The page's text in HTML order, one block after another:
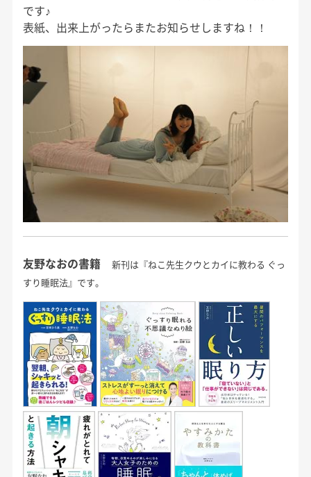
です♪
表紙、出来上がったらまたお知らせしますね！！
友野なおの書籍
新刊は『ねこ先生クウとカイに教わる ぐっ
すり睡眠法』です。